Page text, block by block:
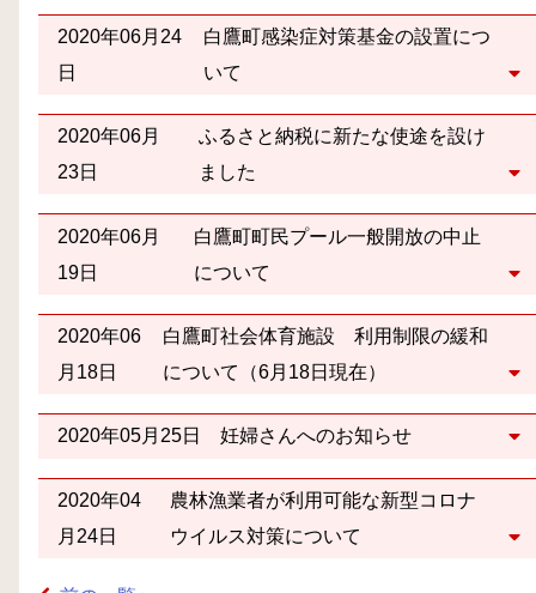
2020年06月24
日
白鷹町感染症対策基金の設置につ
いて
2020年06月
23日
ふるさと納税に新たな使途を設け
ました
2020年06月
19日
白鷹町町民プール一般開放の中止
について
2020年06
月18日
白鷹町社会体育施設 利用制限の緩和
について（6月18日現在）
2020年05月25日 妊婦さんへのお知らせ
2020年04
月24日
農林漁業者が利用可能な新型コロナ
ウイルス対策について